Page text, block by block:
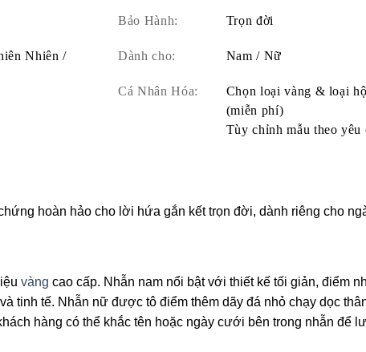
Nhiên /
Bảo Hành: Trọn đời
Dành cho: Nam / Nữ
Cá Nhân Hóa:
Chọn loại vàng & loại
(miễn phí)
Tùy chỉnh mẫu theo yêu
hoàn hảo cho lời hứa gắn kết trọn đời, dành riêng cho
vàng cao cấp. Nhẫn nam nổi bật với thiết kế tối giản, điểm
tinh tế. Nhẫn nữ được tô điểm thêm dãy đá nhỏ chạy dọc
hàng có thể khắc tên hoặc ngày cưới bên trong nhẫn để